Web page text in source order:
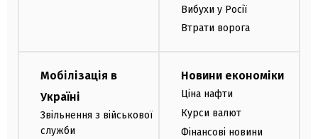
Вибухи у Росії
Втрати ворога
Мобілізація в
Україні
Звільнення з військової
служби
Новини економіки
Ціна нафти
Курси валют
Фінансові новини